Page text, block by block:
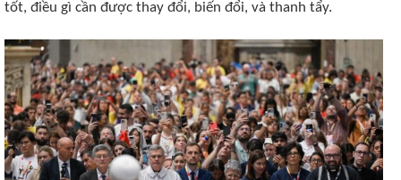
tốt, điều gì cần được thay đổi, biến đổi, và thanh tẩy.